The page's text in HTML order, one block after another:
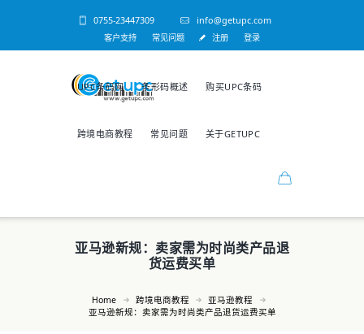
0755-23447309 info@getupc.com
客户支持 常见问题 注册 登录
UPC条码网 条形码概述 购买UPC条码
跨境电商教程 常见问题 关于GETUPC
亚马逊新规：卖家需为时尚类产品退
货运费买单
Home 跨境电商教程
亚马逊教程
亚马逊新规：卖家需为时尚类产品退货运费买单